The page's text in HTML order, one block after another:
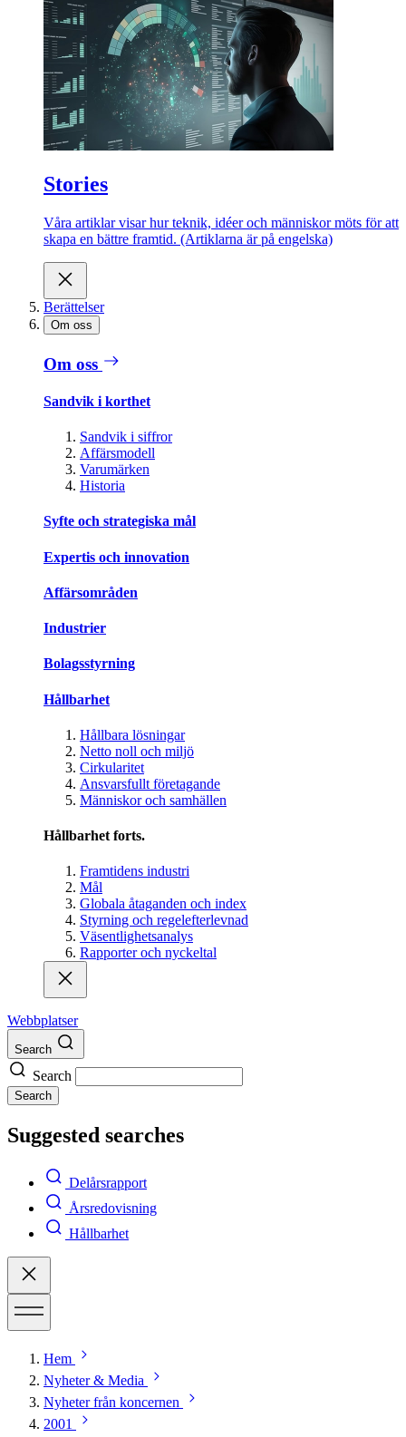
Stories
Våra artiklar visar hur teknik, idéer och människor möts för att
skapa en bättre framtid. (Artiklarna är på engelska)
Berättelser
Om oss
Om oss
Sandvik i korthet
Sandvik i siffror
Affärsmodell
Varumärken
Historia
Syfte och strategiska mål
Expertis och innovation
Affärsområden
Industrier
Bolagsstyrning
Hållbarhet
Hållbara lösningar
Netto noll och miljö
Cirkularitet
Ansvarsfullt företagande
Människor och samhällen
Hållbarhet forts.
Framtidens industri
Mål
Globala åtaganden och index
Styrning och regelefterlevnad
Väsentlighetsanalys
Rapporter och nyckeltal
Webbplatser
Search
Search
Search
Suggested searches
Delårsrapport
Årsredovisning
Hållbarhet
Hem
Nyheter & Media
Nyheter från koncernen
2001